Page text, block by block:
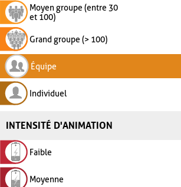
Moyen groupe (entre 30
et 100)
Grand groupe (> 100)
Équipe
Individuel
INTENSITÉ D'ANIMATION
Faible
Moyenne